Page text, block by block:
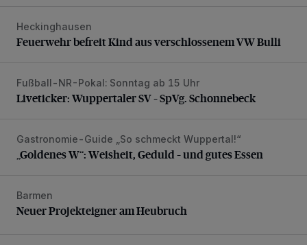
Feuerwehr befreit Kind aus verschlossenem VW Bulli
Heckinghausen
Feuerwehr befreit Kind aus verschlossenem VW Bulli
Liveticker: Wuppertaler SV – SpVg. Schonnebeck
Fußball-NR-Pokal: Sonntag ab 15 Uhr
Liveticker: Wuppertaler SV – SpVg. Schonnebeck
„Goldenes W“: Weisheit, Geduld – und gutes Essen
Gastronomie-Guide „So schmeckt Wuppertal!“
„Goldenes W“: Weisheit, Geduld – und gutes Essen
Neuer Projekteigner am Heubruch
Barmen
Neuer Projekteigner am Heubruch